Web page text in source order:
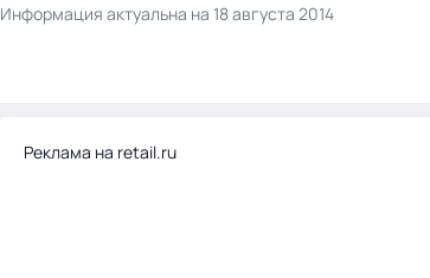
Информация актуальна на 18 августа 2014
Реклама на retail.ru